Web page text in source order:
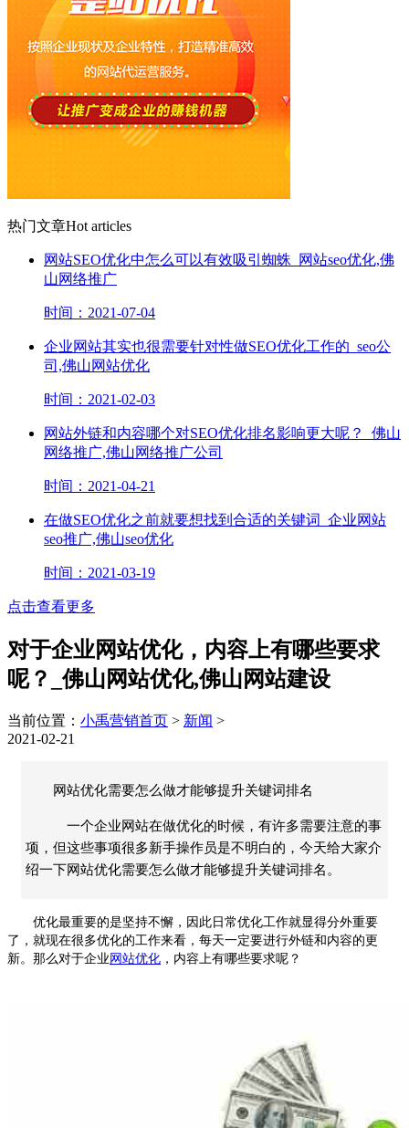
热门文章Hot articles
网站SEO优化中怎么可以有效吸引蜘蛛_网站seo优化,佛
山网络推广
时间：2021-07-04
企业网站其实也很需要针对性做SEO优化工作的_seo公
司,佛山网站优化
时间：2021-02-03
网站外链和内容哪个对SEO优化排名影响更大呢？_佛山
网络推广,佛山网络推广公司
时间：2021-04-21
在做SEO优化之前就要想找到合适的关键词_企业网站
seo推广,佛山seo优化
时间：2021-03-19
点击查看更多
对于企业网站优化，内容上有哪些要求
呢？_佛山网站优化,佛山网站建设
当前位置： 小禹营销首页 > 新闻 >
2021-02-21
网站优化需要怎么做才能够提升关键词排名
一个企业网站在做优化的时候，有许多需要注意的事
项，但这些事项很多新手操作员是不明白的，今天给大家介
绍一下网站优化需要怎么做才能够提升关键词排名。
优化最重要的是坚持不懈，因此日常优化工作就显得分外重要
了，就现在很多优化的工作来看，每天一定要进行外链和内容的更
新。那么对于企业网站优化 ，内容上有哪些要求呢？